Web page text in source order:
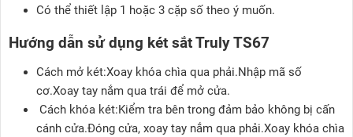
Có thể thiết lập 1 hoặc 3 cặp số theo ý muốn.
Hướng dẫn sử dụng két sắt Truly TS67
Cách mở két:Xoay khóa chìa qua phải.Nhập mã số
cơ.Xoay tay nắm qua trái để mở cửa.
Cách khóa két:Kiểm tra bên trong đảm bảo không bị cấn
cánh cửa.Đóng cửa, xoay tay nắm qua phải.Xoay khóa chìa